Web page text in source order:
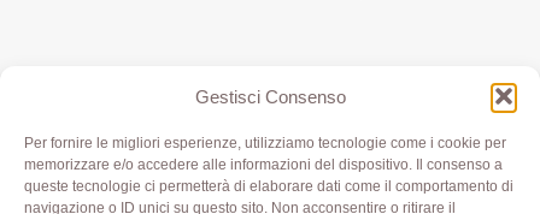
Gestisci Consenso
Per fornire le migliori esperienze, utilizziamo tecnologie come i cookie per
memorizzare e/o accedere alle informazioni del dispositivo. Il consenso a
queste tecnologie ci permetterà di elaborare dati come il comportamento di
navigazione o ID unici su questo sito. Non acconsentire o ritirare il
Seguici